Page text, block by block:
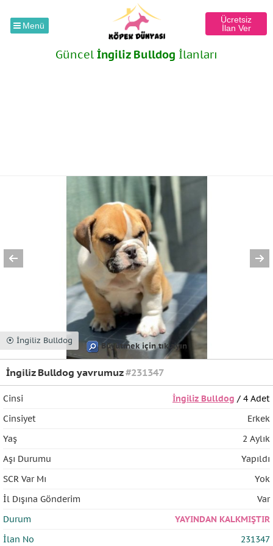
Menü
Ücretsiz
İlan Ver
Güncel İngiliz Bulldog İlanları
⦿ İngiliz Bulldog
Büyütmek için tıklayın
İngiliz Bulldog yavrumuz#231347
Cinsi İngiliz Bulldog / 4 Adet
Cinsiyet
Erkek
Yaş
2 Aylık
Aşı Durumu
Yapıldı
SCR Var Mı
Yok
İl Dışına Gönderim
Var
Durum
YAYINDAN KALKMIŞTIR
İlan No
231347